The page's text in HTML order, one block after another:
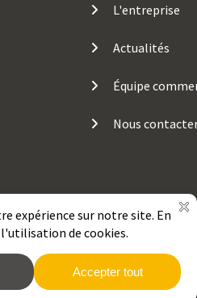
L'entreprise
Actualités
Équipe
Nous
Mentions